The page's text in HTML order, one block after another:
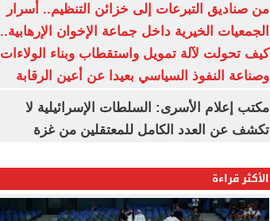
من صناديق التبرعات إلى خزائن التنظيم.. أسرار
الجمعيات الخيرية داخل جماعة الإخوان الإرهابية..
كيف تحولت لآلة تمويل واستقطاب وبناء الولاءات
وصناعة النفوذ السياسي بعيدا عن أعين الرقابة
مكتب إعلام الأسرى: السلطات الإسرائيلية لا
تكشف عن العدد الكامل للمعتقلين من غزة
الأكثر قراءة